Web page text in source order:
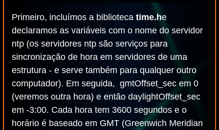
Primeiro, incluímos a biblioteca time.he
declaramos as variáveis com o nome do servidor
ntp (os servidores ntp são serviços para
sincronização de hora em servidores de uma
estrutura - e serve também para qualquer outro
computador). Em seguida, gmtOffset_sec em 0
(veremos outra hora) e então daylightOffset_sec
em -3:00. Cada hora tem 3600 segundos e o
horário é baseado em GMT (Greenwich Meridian